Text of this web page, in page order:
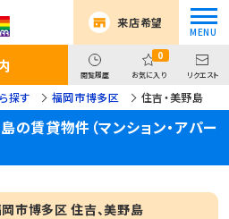
来店希望
閲覧履歴
0
お気に入り リクエスト
探す 福岡市博多区 住吉・美野島
の賃貸物件（マンション・アパー
市博多区 住吉、美野島